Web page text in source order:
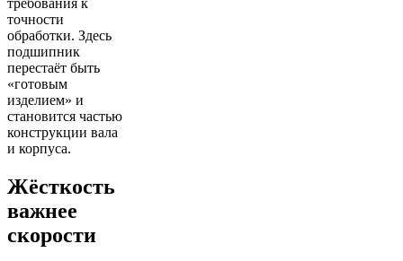
требования к
точности
обработки. Здесь
подшипник
перестаёт быть
«готовым
изделием» и
становится частью
конструкции вала
и корпуса.
Жёсткость
важнее
скорости